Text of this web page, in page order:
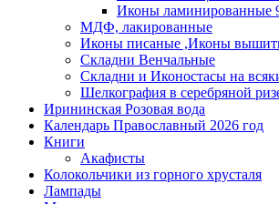
Иконы ламинированные
МДФ, лакированные
Иконы писаные ,Иконы
Складни Венчальные
Складни и Иконостасы на
Шелкография в серебряной
Ирининская Розовая вода
Календарь Православный 2026 год
Книги
Акафисты
Колокольчики из горного хрусталя
Лампады